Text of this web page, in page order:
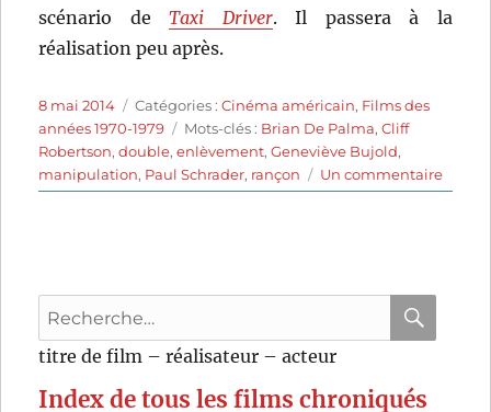
scénario deTaxi Driver. Il passera à la
réalisation peu après.
Publié
le
8 mai 2014 Catégories
Catégories :Cinéma américain, Films des
années 1970-1979
Étiquettes
Mots-clés : Brian De Palma,Cliff
Robertson,double,enlèvement,Geneviève Bujold,
manipulation, Paul Schrader, rançon Un commentairesur
Recherche
pour
titre de film – réalisateur – acteur
Index de tous les films chroniqués